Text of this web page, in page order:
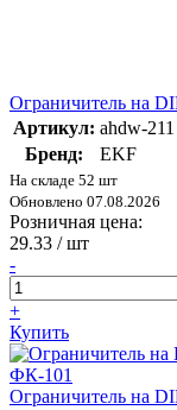
Ограничитель на
Артикул: ahdw-211
Бренд:
EKF
На складе 52 шт
Обновлено 07.08.2026
Розничная цена:
29.33 / шт
-
+
Купить
Ограничитель на